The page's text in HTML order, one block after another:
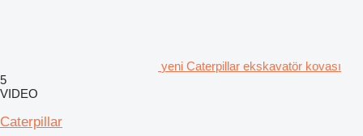
yeni Caterpillar ekskavatör kovası
5
VIDEO
Caterpillar